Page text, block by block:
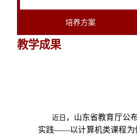
培养方案
教学成果
近日 ，山东省教育厅公
实践——以计算机类课程为